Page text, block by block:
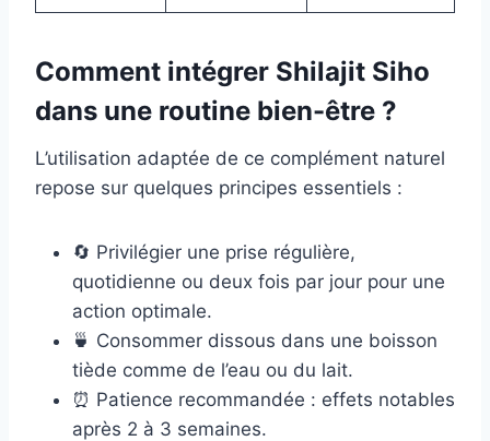
Comment intégrer Shilajit Siho
dans une routine bien-être ?
L’utilisation adaptée de ce complément naturel
repose sur quelques principes essentiels :
🔄 Privilégier une prise régulière,
quotidienne ou deux fois par jour pour une
action optimale.
🍵 Consommer dissous dans une boisson
tiède comme de l’eau ou du lait.
⏰ Patience recommandée : effets notables
après 2 à 3 semaines.